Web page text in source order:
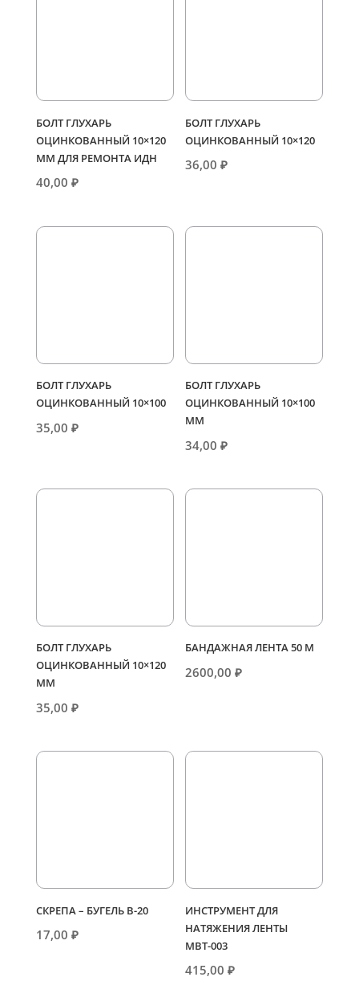
БОЛТ ГЛУХАРЬ
ОЦИНКОВАННЫЙ 10×120
ММ ДЛЯ РЕМОНТА ИДН
40,00 ₽
БОЛТ ГЛУХАРЬ
ОЦИНКОВАННЫЙ 10×120
36,00₽
БОЛТ ГЛУХАРЬ
ОЦИНКОВАННЫЙ 10×100
35,00 ₽
БОЛТ ГЛУХАРЬ
ОЦИНКОВАННЫЙ 10×100
ММ
34,00₽
БОЛТ ГЛУХАРЬ
ОЦИНКОВАННЫЙ 10×120
ММ
35,00 ₽
БАНДАЖНАЯ ЛЕНТА 50 М
2600,00₽
СКРЕПА – БУГЕЛЬ В-20
17,00 ₽
ИНСТРУМЕНТ ДЛЯ
НАТЯЖЕНИЯ ЛЕНТЫ
МВТ-003
415,00₽